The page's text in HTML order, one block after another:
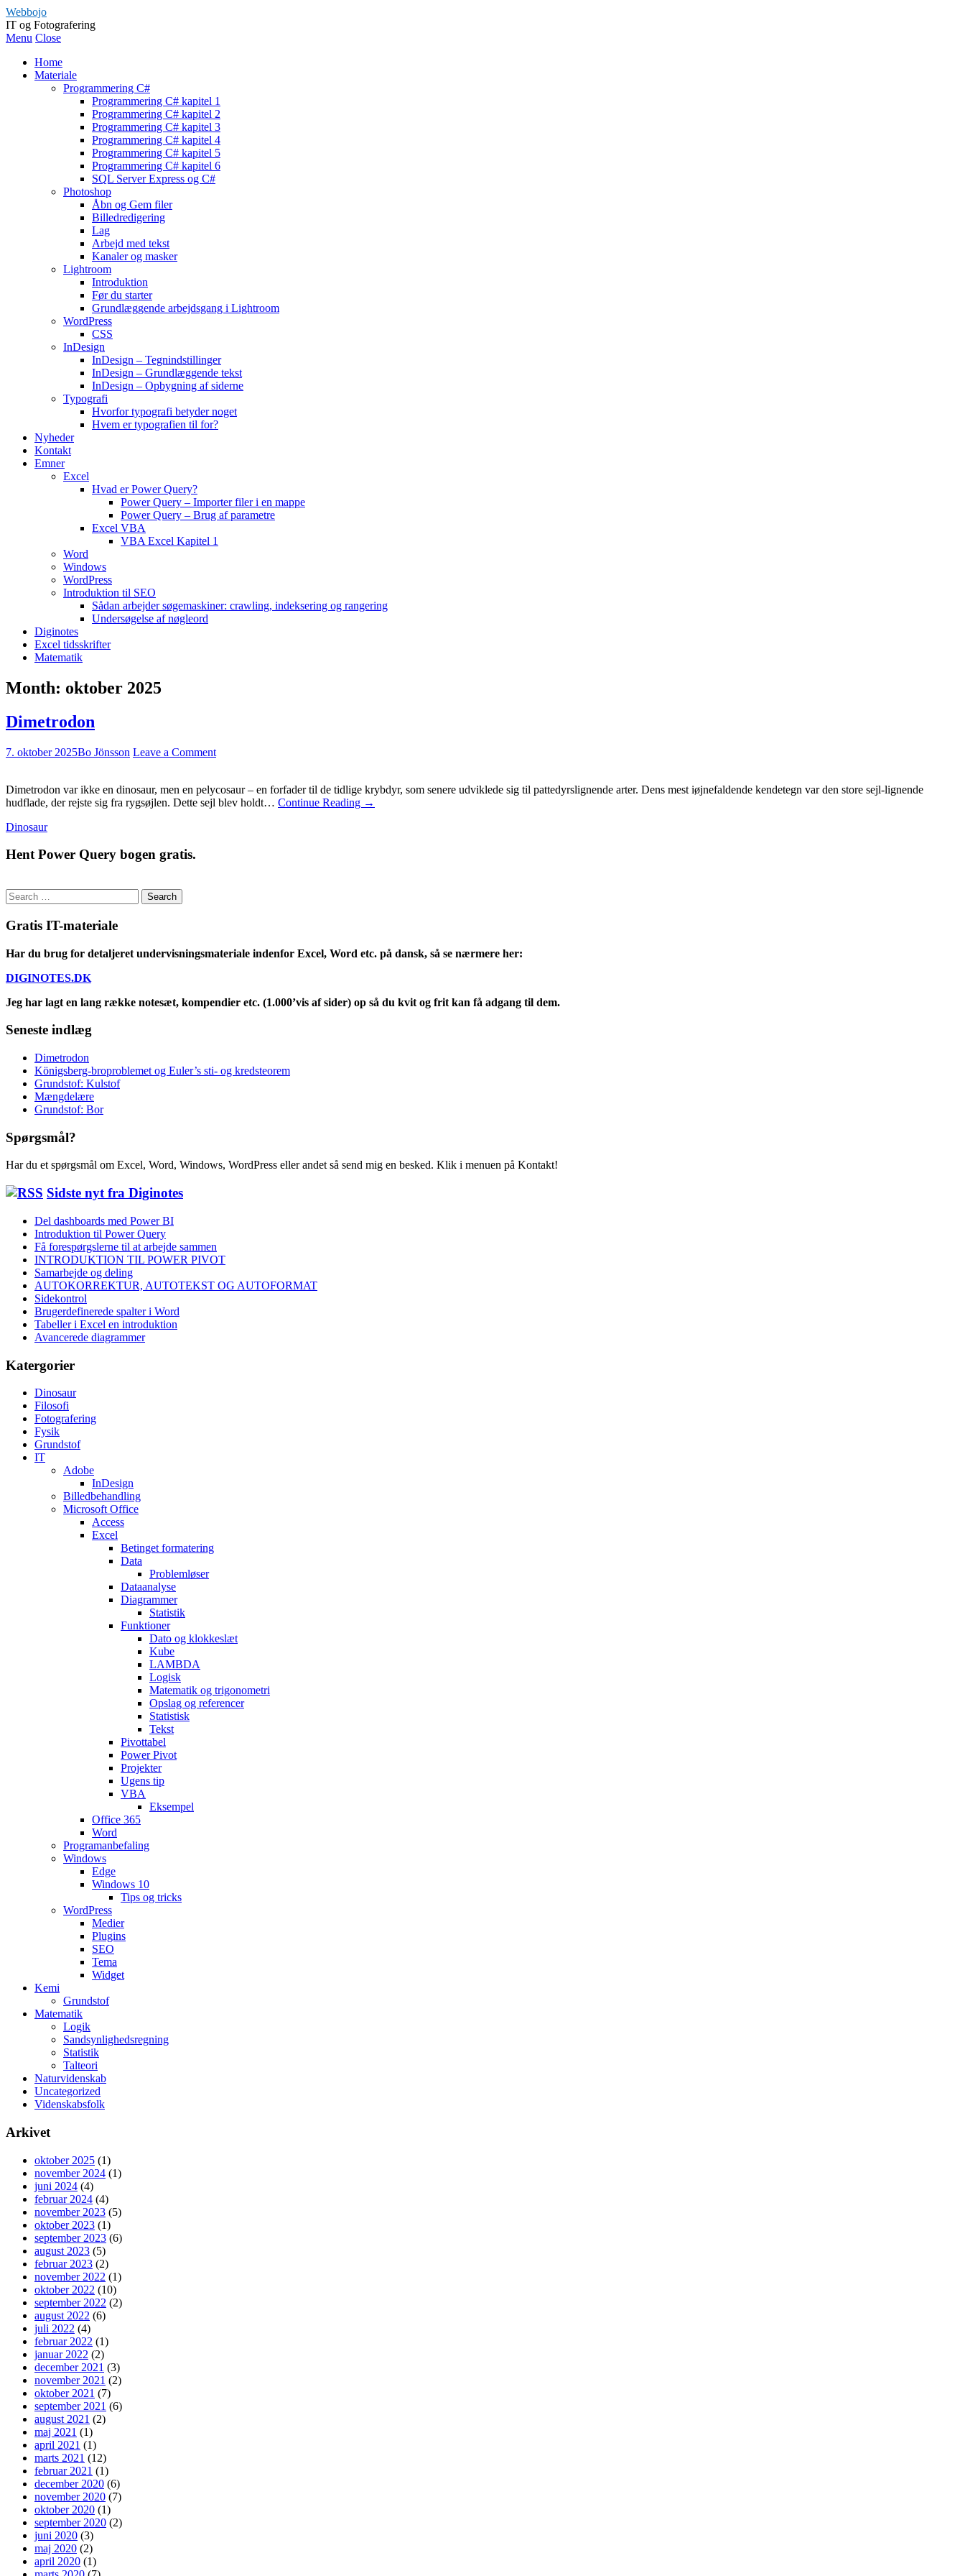
Webbojo
IT og Fotografering
Menu Close
Home
Materiale
Programmering C#
Programmering C# kapitel 1
Programmering C# kapitel 2
Programmering C# kapitel 3
Programmering C# kapitel 4
Programmering C# kapitel 5
Programmering C# kapitel 6
SQL Server Express og C#
Photoshop
Åbn og Gem filer
Billedredigering
Lag
Arbejd med tekst
Kanaler og masker
Lightroom
Introduktion
Før du starter
Grundlæggende arbejdsgang i Lightroom
WordPress
CSS
InDesign
InDesign – Tegnindstillinger
InDesign – Grundlæggende tekst
InDesign – Opbygning af siderne
Typografi
Hvorfor typografi betyder noget
Hvem er typografien til for?
Nyheder
Kontakt
Emner
Excel
Hvad er Power Query?
Power Query – Importer filer i en mappe
Power Query – Brug af parametre
Excel VBA
VBA Excel Kapitel 1
Word
Windows
WordPress
Introduktion til SEO
Sådan arbejder søgemaskiner: crawling, indeksering og rangering
Undersøgelse af nøgleord
Diginotes
Excel tidsskrifter
Matematik
Month: oktober 2025
Dimetrodon
7. oktober 2025Bo Jönsson Leave a Comment
Dimetrodon var ikke en dinosaur, men en pelycosaur – en forfader til de tidlige krybdyr, som senere udviklede sig til pattedyrslignende arter. Dens mest iøjnefaldende kendetegn var den store sejl-lignende
hudflade, der rejste sig fra rygsøjlen. Dette sejl blev holdt… Continue Reading →
Dinosaur
Hent Power Query bogen gratis.
Search
for:
Gratis IT-materiale
Har du brug for detaljeret undervisningsmateriale indenfor Excel, Word etc. på dansk, så se nærmere her:
DIGINOTES.DK
Jeg har lagt en lang række notesæt, kompendier etc. (1.000’vis af sider) op så du kvit og frit kan få adgang til dem.
Seneste indlæg
Dimetrodon
Königsberg-broproblemet og Euler’s sti- og kredsteorem
Grundstof: Kulstof
Mængdelære
Grundstof: Bor
Spørgsmål?
Har du et spørgsmål om Excel, Word, Windows, WordPress eller andet så send mig en besked. Klik i menuen på Kontakt!
Sidste nyt fra Diginotes
Del dashboards med Power BI
Introduktion til Power Query
Få forespørgslerne til at arbejde sammen
INTRODUKTION TIL POWER PIVOT
Samarbejde og deling
AUTOKORREKTUR, AUTOTEKST OG AUTOFORMAT
Sidekontrol
Brugerdefinerede spalter i Word
Tabeller i Excel en introduktion
Avancerede diagrammer
Katergorier
Dinosaur
Filosofi
Fotografering
Fysik
Grundstof
IT
Adobe
InDesign
Billedbehandling
Microsoft Office
Access
Excel
Betinget formatering
Data
Problemløser
Dataanalyse
Diagrammer
Statistik
Funktioner
Dato og klokkeslæt
Kube
LAMBDA
Logisk
Matematik og trigonometri
Opslag og referencer
Statistisk
Tekst
Pivottabel
Power Pivot
Projekter
Ugens tip
VBA
Eksempel
Office 365
Word
Programanbefaling
Windows
Edge
Windows 10
Tips og tricks
WordPress
Medier
Plugins
SEO
Tema
Widget
Kemi
Grundstof
Matematik
Logik
Sandsynlighedsregning
Statistik
Talteori
Naturvidenskab
Uncategorized
Videnskabsfolk
Arkivet
oktober 2025 (1)
november 2024 (1)
juni 2024 (4)
februar 2024 (4)
november 2023 (5)
oktober 2023 (1)
september 2023 (6)
august 2023 (5)
februar 2023 (2)
november 2022 (1)
oktober 2022 (10)
september 2022 (2)
august 2022 (6)
juli 2022 (4)
februar 2022 (1)
januar 2022 (2)
december 2021 (3)
november 2021 (2)
oktober 2021 (7)
september 2021 (6)
august 2021 (2)
maj 2021 (1)
april 2021 (1)
marts 2021 (12)
februar 2021 (1)
december 2020 (6)
november 2020 (7)
oktober 2020 (1)
september 2020 (2)
juni 2020 (3)
maj 2020 (2)
april 2020 (1)